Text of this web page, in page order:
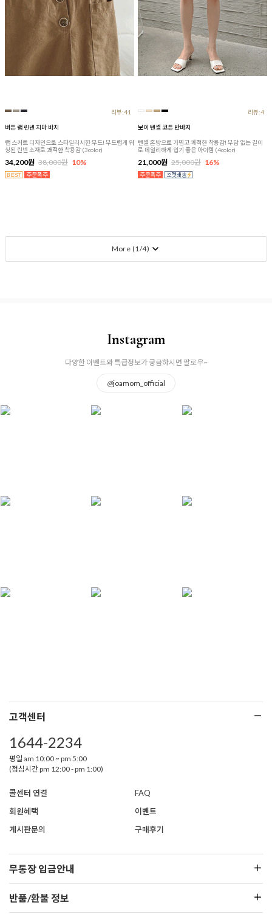
리뷰:41
버튼 랩 린넨 치마 바지
랩 스커트 디자인으로 스타일리시한 무드! 부드럽게 워
싱된 린넨 소재로 쾌적한 착용감 (3color)
34,200원 38,000원 10%
리뷰:4
보이 텐셀 코튼 반바지
텐셀 혼방으로 가볍고 쾌적한 착용감! 부담 없는 길이
로 데일리하게 입기 좋은 아이템 (4color)
21,000원 25,000원 16%
More (1/4)
Instagram
다양한 이벤트와 특급정보가 궁금하시면 팔로우~
@joamom_official
고객센터
1644-2234
평일 am 10:00 ~ pm 5:00
(점심시간 pm 12:00 - pm 1:00)
콜센터 연결
FAQ
회원혜택
이벤트
게시판문의
구매후기
무통장 입금안내
반품/환불 정보